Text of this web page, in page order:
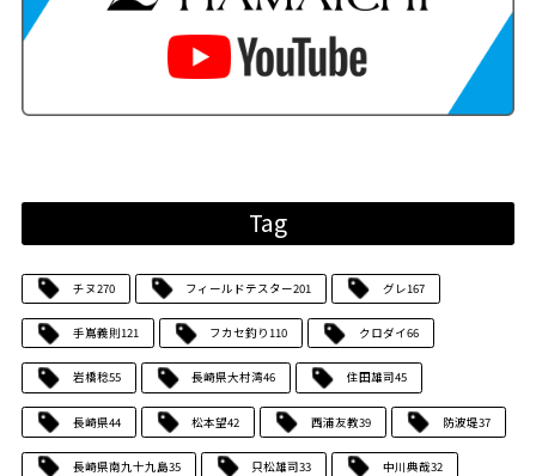
Tag
チヌ270 フィールドテスター201 グレ167
手嶌義則121 フカセ釣り110 クロダイ66
岩橋稔55 長崎県大村湾46 住田雄司45
長崎県44 松本望42 西浦友教39 防波堤37
長崎県南九十九島35 只松雄司33 中川典哉32